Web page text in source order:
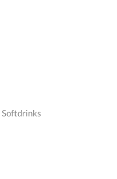
Softdrinks